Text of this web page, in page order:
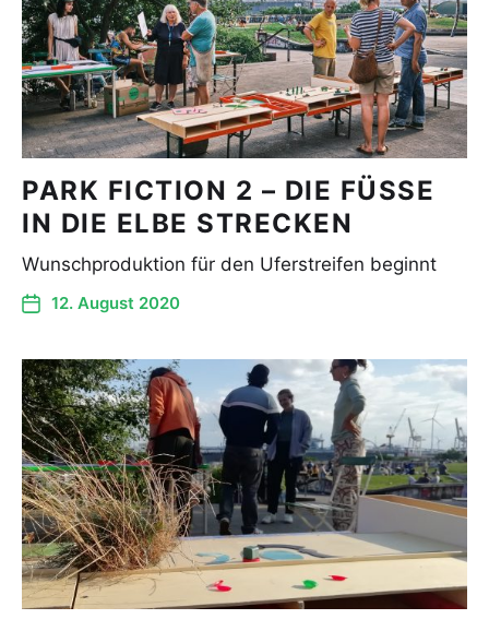
PARK FICTION 2 – DIE FÜSSE
IN DIE ELBE STRECKEN
Wunschproduktion für den Uferstreifen beginnt
12. August 2020